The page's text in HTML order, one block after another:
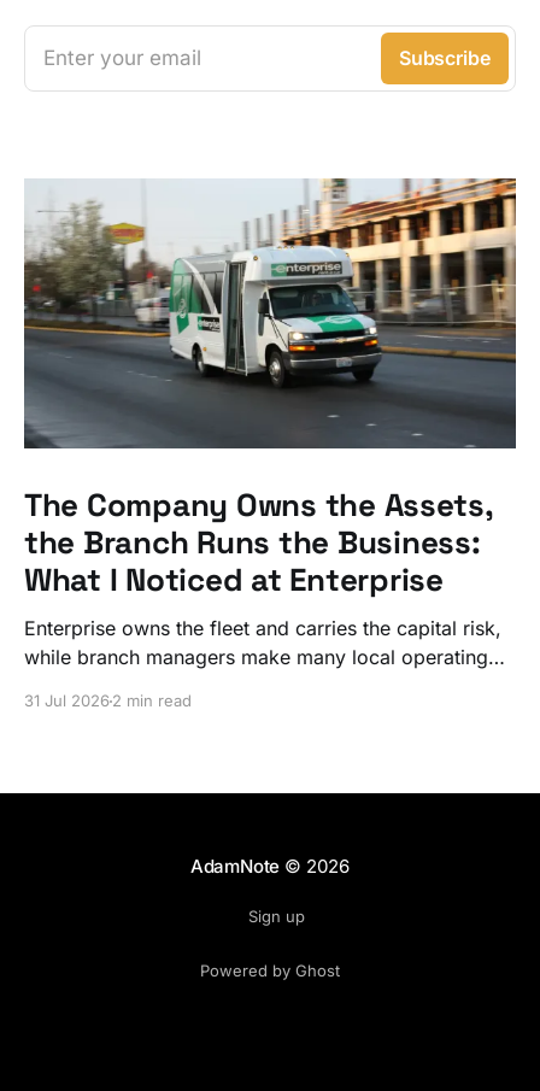
Enter your email Subscribe
The Company Owns the Assets,
the Branch Runs the Business:
What I Noticed at Enterprise
Enterprise owns the fleet and carries the capital risk,
while branch managers make many local operating
31 Jul 20262 min read
AdamNote © 2026
Sign up
Powered by Ghost